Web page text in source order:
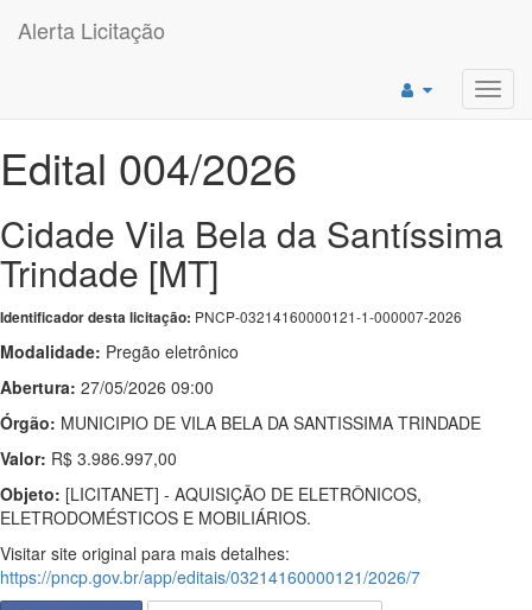
Alerta Licitação
Edital 004/2026
Cidade Vila Bela da Santíssima
Trindade [MT]
Identificador desta licitação: PNCP-03214160000121-1-000007-2026
Modalidade: Pregão eletrônico
Abertura: 27/05/2026 09:00
Órgão: MUNICIPIO DE VILA BELA DA SANTISSIMA TRINDADE
Valor: R$ 3.986.997,00
Objeto: [LICITANET] - AQUISIÇÃO DE ELETRÔNICOS,
ELETRODOMÉSTICOS E MOBILIÁRIOS.
Visitar site original para mais detalhes:
https://pncp.gov.br/app/editais/03214160000121/2026/7